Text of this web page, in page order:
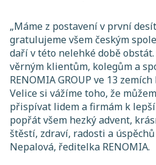
„Máme z postavení v první
gratulujeme všem českým
daří v této nelehké době
věrným klientům, kolegům a
RENOMIA GROUP ve 13
Velice si vážíme toho, že
přispívat lidem a firmám k
popřát všem hezký advent,
štěstí, zdraví, radosti a
Nepalová, ředitelka RENOMIA.